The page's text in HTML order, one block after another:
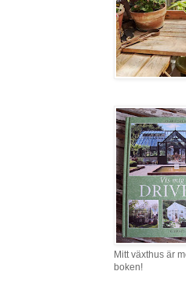
Mitt växthus är
boken!